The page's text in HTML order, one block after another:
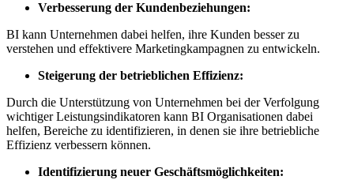
Verbesserung der Kundenbeziehungen:
BI kann Unternehmen dabei helfen, ihre Kunden besser zu
verstehen und effektivere Marketingkampagnen zu entwickeln.
Steigerung der betrieblichen Effizienz:
Durch die Unterstützung von Unternehmen bei der Verfolgung
wichtiger Leistungsindikatoren kann BI Organisationen dabei
helfen, Bereiche zu identifizieren, in denen sie ihre betriebliche
Effizienz verbessern können.
Identifizierung neuer Geschäftsmöglichkeiten: